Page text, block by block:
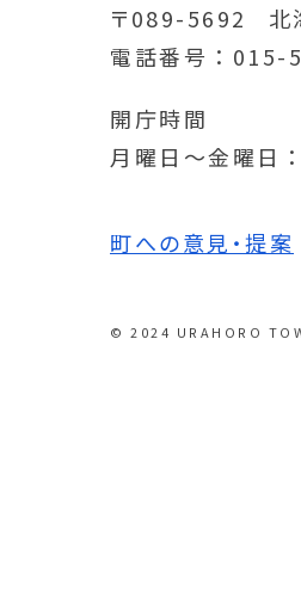
〒089-5692
北
電話番号
015-
開庁時間
月曜日～金曜日
町への意見・提案
© 2024 URAHORO